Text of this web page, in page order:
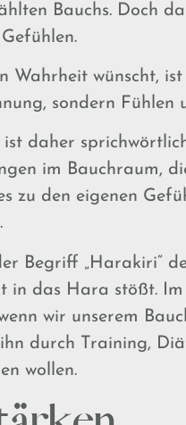
Bauchs. Doch
Wahrheit wünscht,
sondern Fühlen
ist daher
im Bauchraum,
zu den eigenen
Begriff „Harakiri“
in das Hara stößt.
wir unserem
durch Training,
wollen.